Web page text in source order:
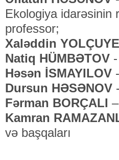
Ekologiya idarəsinin
professor;
Xaləddin
Natiq HÜMBƏTOV
Həsən İSMAYILOV
Dursun HƏSƏNOV
Fərman BORÇALI
Kamran
və başqaları